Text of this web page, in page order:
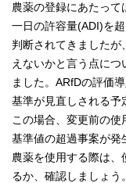
農薬の登録にあたって
一日の許容量(ADI)を
判断されてきました
えないかと言う点に
ました。ARfDの評価
基準が見直しされる予
この場合、変更前の
基準値の超過事案が発
農薬を使用する際は
るか、確認しましょう。